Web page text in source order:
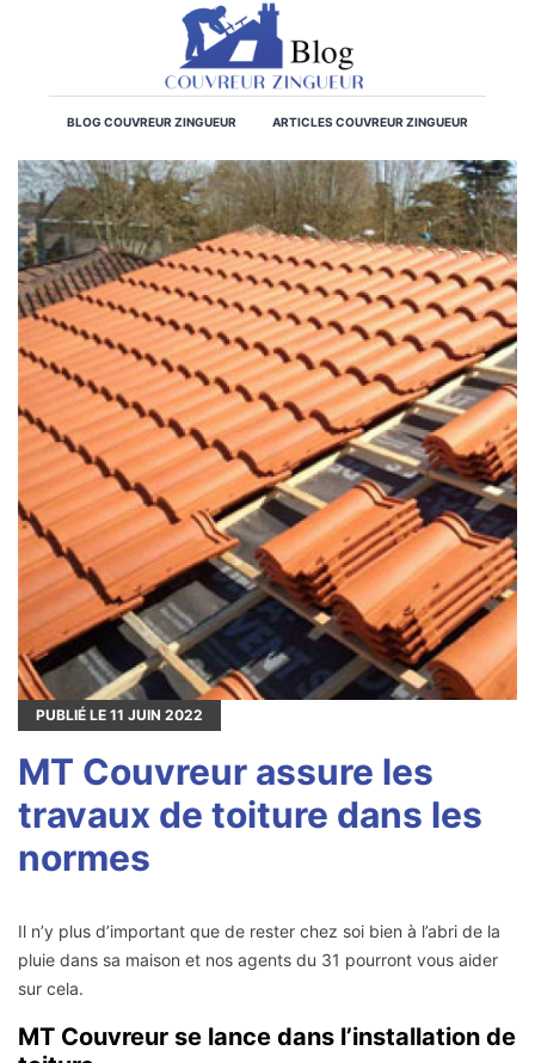
BLOG COUVREUR ZINGUEUR ARTICLES COUVREUR ZINGUEUR
PUBLIÉ LE 11 JUIN 2022
MT Couvreur assure les
travaux de toiture dans les
normes
Il n’y plus d’important que de rester chez soi bien à l’abri de la
pluie dans sa maison et nos agents du 31 pourront vous aider
sur cela.
MT Couvreur se lance dans l’installation de